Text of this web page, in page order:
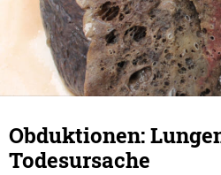
Obduktionen:
Todesursache